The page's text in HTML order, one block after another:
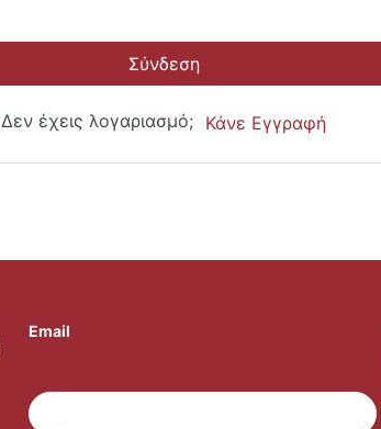
Σύνδεση
Δεν έχεις λογαριασμό; Κάνε Εγγραφή
Email